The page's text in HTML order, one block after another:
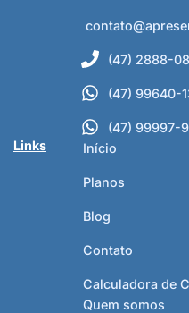
(47) 2888-
(47) 99640-
(47) 99997-
Links
Início
Planos
Blog
Contato
Calculadora de
Quem somos